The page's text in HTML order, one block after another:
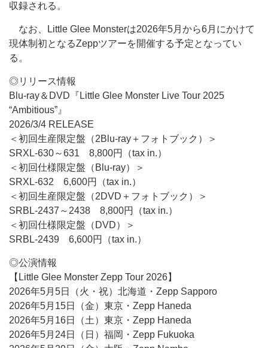
収録される。
なお、Little Glee Monsterは2026年5月から6月にかけて
現体制初となるZeppツアーを開催する予定となってい
る。
◎リリース情報
Blu-ray＆DVD『Little Glee Monster Live Tour 2025
“Ambitious”』
2026/3/4 RELEASE
＜初回生産限定盤（2Blu-ray＋フォトブック）＞
SRXL-630～631 8,800円（tax in.）
＜初回仕様限定盤（Blu-ray）＞
SRXL-632 6,600円（tax in.）
＜初回生産限定盤（2DVD＋フォトブック）＞
SRBL-2437～2438 8,800円（tax in.）
＜初回仕様限定盤（DVD）＞
SRBL-2439 6,600円（tax in.）
◎公演情報
【Little Glee Monster Zepp Tour 2026】
2026年5月5日（火・祝）北海道・Zepp Sapporo
2026年5月15日（金）東京・Zepp Haneda
2026年5月16日（土）東京・Zepp Haneda
2026年5月24日（日）福岡・Zepp Fukuoka